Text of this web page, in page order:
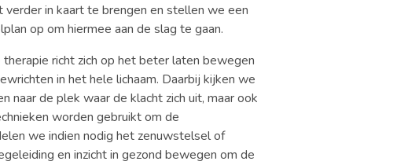
verder in kaart te brengen en stellen we een
op om hiermee aan de slag te gaan.
therapie richt zich op het beter laten bewegen
in het hele lichaam. Daarbij kijken we
naar de plek waar de klacht zich uit, maar ook
worden gebruikt om de
we indien nodig het zenuwstelsel of
en inzicht in gezond bewegen om de